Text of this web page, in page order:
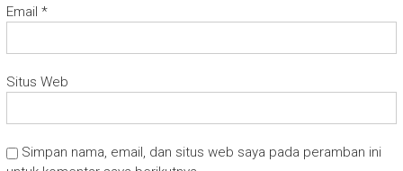
Email *
Situs Web
Simpan nama, email, dan situs web saya pada peramban ini